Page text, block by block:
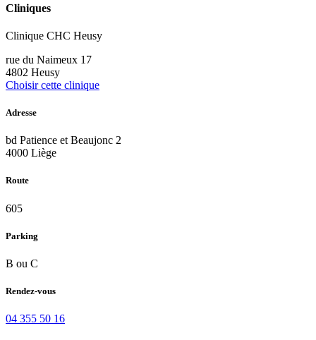
Cliniques
Clinique CHC Heusy
rue du Naimeux 17
4802 Heusy
Choisir cette clinique
Adresse
bd Patience et Beaujonc 2
4000 Liège
Route
605
Parking
B ou C
Rendez-vous
04 355 50 16